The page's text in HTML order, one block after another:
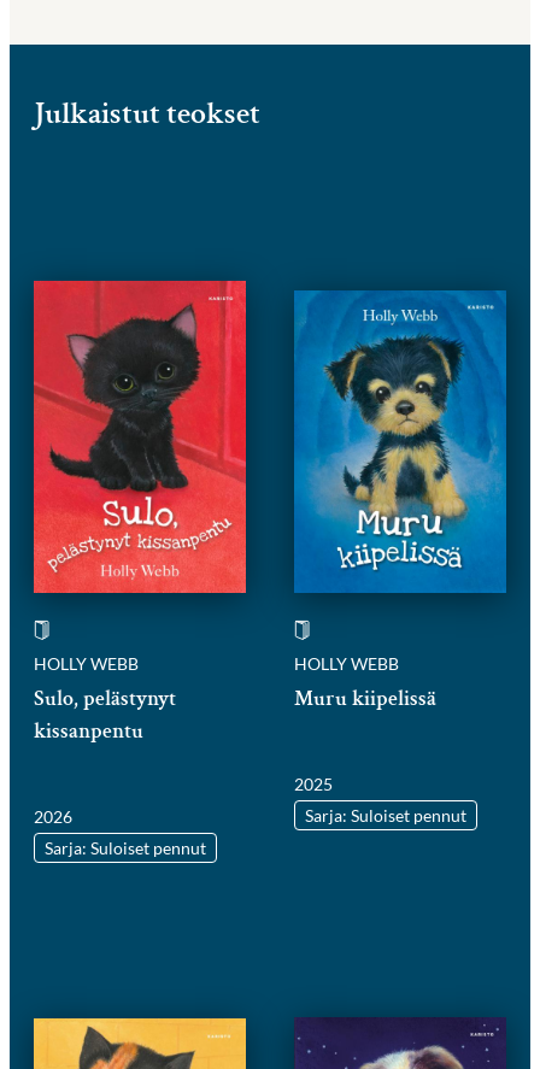
Julkaistut teokset
HOLLY WEBB
Sulo, pelästynyt
kissanpentu
2026
Sarja: Suloiset pennut
HOLLY WEBB
Muru kiipelissä
2025
Sarja: Suloiset pennut